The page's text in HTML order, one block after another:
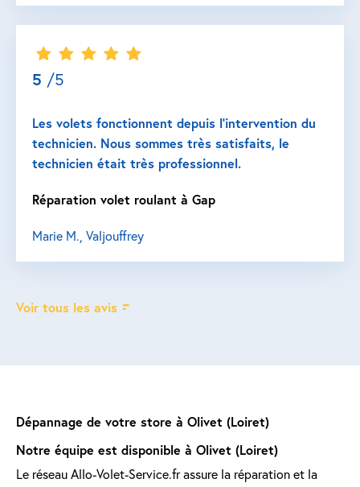
Dépannage de votre store à Olivet (Loiret)
Notre équipe est disponible à Olivet (Loiret)
Le réseau Allo-Volet-Service.fr assure la réparation et la
5 /5
Les volets fonctionnent depuis l’intervention du
technicien. Nous sommes très satisfaits, le
technicien était très professionnel.
Réparation volet roulant à Gap
Marie M., Valjouffrey
Voir tous les avis